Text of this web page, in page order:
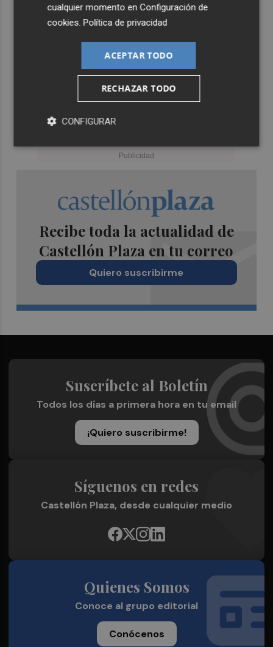
Recibe toda la actualidad de
Castellón Plaza en tu correo
Quiero suscribirme
Suscríbete al Boletín
Todos los días a primera hora en tu email
¡Quiero suscribirme!
Síguenos en redes
Castellón Plaza, desde cualquier medio
Quienes Somos
Conoce al grupo editorial
Conócenos
cualquier momento enConfiguración de
cookies.Política de privacidad
ACEPTAR TODO
RECHAZAR TODO
CONFIGURAR